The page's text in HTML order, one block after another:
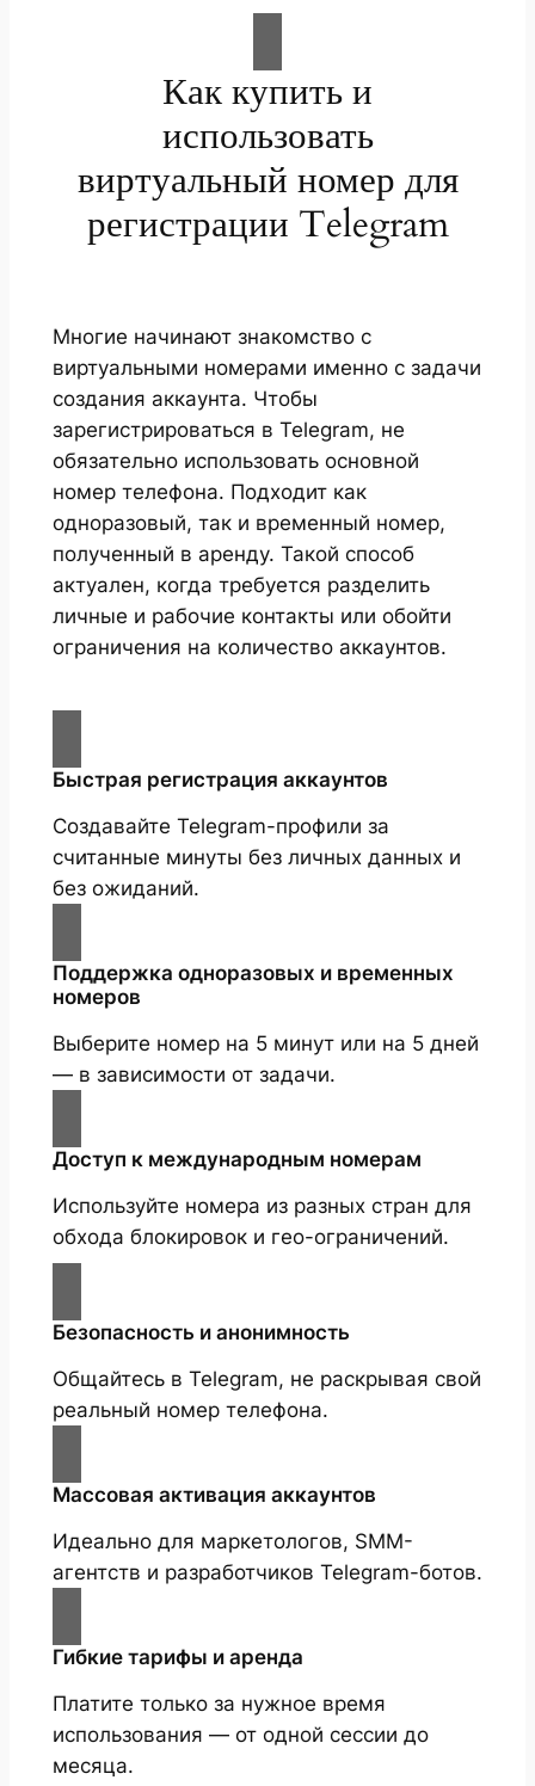
Как купить и
использовать
виртуальный номер для
регистрации Telegram
Многие начинают знакомство с
виртуальными номерами именно с задачи
создания аккаунта. Чтобы
зарегистрироваться в Telegram, не
обязательно использовать основной
номер телефона. Подходит как
одноразовый, так и временный номер,
полученный в аренду. Такой способ
актуален, когда требуется разделить
личные и рабочие контакты или обойти
ограничения на количество аккаунтов.
Быстрая регистрация аккаунтов
Создавайте Telegram-профили за
считанные минуты без личных данных и
без ожиданий.
Поддержка одноразовых и временных
номеров
Выберите номер на 5 минут или на 5 дней
— в зависимости от задачи.
Доступ к международным номерам
Используйте номера из разных стран для
обхода блокировок и гео-ограничений.
Безопасность и анонимность
Общайтесь в Telegram, не раскрывая свой
реальный номер телефона.
Массовая активация аккаунтов
Идеально для маркетологов, SMM-
агентств и разработчиков Telegram-ботов.
Гибкие тарифы и аренда
Платите только за нужное время
использования — от одной сессии до
месяца.